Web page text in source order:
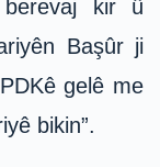
kir û
Başûr ji
gelê me
bikin”.